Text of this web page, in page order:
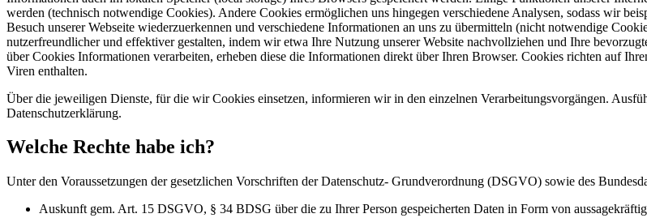
werden (technisch notwendige Cookies). Andere Cookies ermöglichen uns hingegen verschiedene Analysen, sodass wir
Besuch unserer Webseite wiederzuerkennen und verschiedene Informationen an uns zu übermitteln (nicht notwendige
nutzerfreundlicher und effektiver gestalten, indem wir etwa Ihre Nutzung unserer Website nachvollziehen und Ihre
über Cookies Informationen verarbeiten, erheben diese die Informationen direkt über Ihren Browser. Cookies richten auf
Viren enthalten.
Über die jeweiligen Dienste, für die wir Cookies einsetzen, informieren wir in den einzelnen Verarbeitungsvorgängen.
Datenschutzerklärung.
Welche Rechte habe ich?
Unter den Voraussetzungen der gesetzlichen Vorschriften der Datenschutz- Grundverordnung (DSGVO) sowie des
Auskunft gem. Art. 15 DSGVO, § 34 BDSG über die zu Ihrer Person gespeicherten Daten in Form von